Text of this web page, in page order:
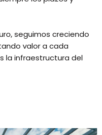
seguimos creciendo
valor a cada
la infraestructura del